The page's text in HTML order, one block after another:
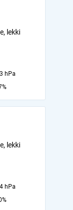
lekki
hPa
lekki
hPa